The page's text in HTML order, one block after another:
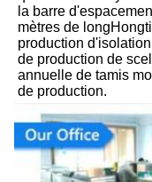
la barre
mètres de
production
de production de
annuelle de tamis
de production.